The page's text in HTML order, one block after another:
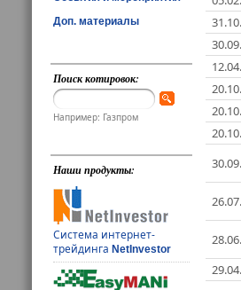
Доп. материалы
Поиск котировок:
Например: Газпром
Наши продукты:
Система интернет-
трейдингаNetInvestor